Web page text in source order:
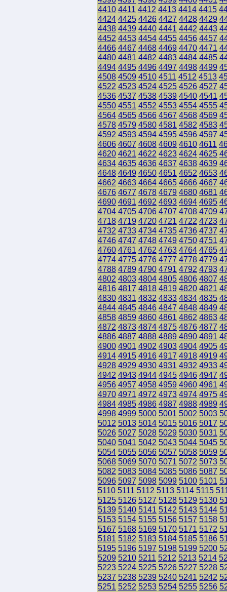
4410 4411 4412 4413 4414 4415
4424 4425 4426 4427 4428 4429
4438 4439 4440 4441 4442 4443
4452 4453 4454 4455 4456 4457
4466 4467 4468 4469 4470 4471
4480 4481 4482 4483 4484 4485
4494 4495 4496 4497 4498 4499
4508 4509 4510 4511 4512 4513
4522 4523 4524 4525 4526 4527
4536 4537 4538 4539 4540 4541
4550 4551 4552 4553 4554 4555
4564 4565 4566 4567 4568 4569
4578 4579 4580 4581 4582 4583
4592 4593 4594 4595 4596 4597
4606 4607 4608 4609 4610 4611
4620 4621 4622 4623 4624 4625
4634 4635 4636 4637 4638 4639
4648 4649 4650 4651 4652 4653
4662 4663 4664 4665 4666 4667
4676 4677 4678 4679 4680 4681
4690 4691 4692 4693 4694 4695
4704 4705 4706 4707 4708 4709
4718 4719 4720 4721 4722 4723
4732 4733 4734 4735 4736 4737
4746 4747 4748 4749 4750 4751
4760 4761 4762 4763 4764 4765
4774 4775 4776 4777 4778 4779
4788 4789 4790 4791 4792 4793
4802 4803 4804 4805 4806 4807
4816 4817 4818 4819 4820 4821
4830 4831 4832 4833 4834 4835
4844 4845 4846 4847 4848 4849
4858 4859 4860 4861 4862 4863
4872 4873 4874 4875 4876 4877
4886 4887 4888 4889 4890 4891
4900 4901 4902 4903 4904 4905
4914 4915 4916 4917 4918 4919
4928 4929 4930 4931 4932 4933
4942 4943 4944 4945 4946 4947
4956 4957 4958 4959 4960 4961
4970 4971 4972 4973 4974 4975
4984 4985 4986 4987 4988 4989
4998 4999 5000 5001 5002 5003
5012 5013 5014 5015 5016 5017
5026 5027 5028 5029 5030 5031
5040 5041 5042 5043 5044 5045
5054 5055 5056 5057 5058 5059
5068 5069 5070 5071 5072 5073
5082 5083 5084 5085 5086 5087
5096 5097 5098 5099 5100 5101
5110 5111 5112 5113 5114 5115
5125 5126 5127 5128 5129 5130
5139 5140 5141 5142 5143 5144
5153 5154 5155 5156 5157 5158
5167 5168 5169 5170 5171 5172
5181 5182 5183 5184 5185 5186
5195 5196 5197 5198 5199 5200
5209 5210 5211 5212 5213 5214
5223 5224 5225 5226 5227 5228
5237 5238 5239 5240 5241 5242
5251 5252 5253 5254 5255 5256